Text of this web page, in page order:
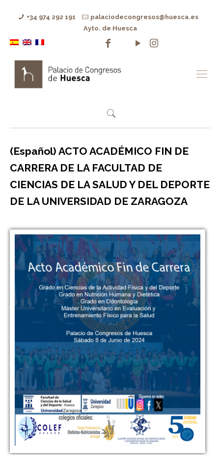
+34 974 292 191
palaciodecongresos@huesca.es
Ayto. de Huesca
(Español) ACTO ACADÉMICO FIN DE
CARRERA DE LA FACULTAD DE
CIENCIAS DE LA SALUD Y DEL DEPORTE
DE LA UNIVERSIDAD DE ZARAGOZA